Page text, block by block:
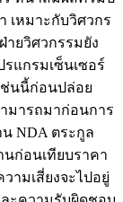
เหมาะกับวิศวกร
ายวิศวกรรมยัง
แกรมเซ็นเซอร์
ช่นนี้ก่อนปล่อย
มารถมาก่อนการ
NDA ตระกูล
นก่อนเทียบราคา
ามเสี่ยงจะไปอยู่